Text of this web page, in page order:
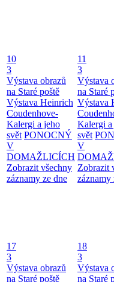
10
3
Výstava obrazů
na Staré poště
Výstava Heinrich
Coudenhove-
Kalergi a jeho
svět PONOCNÝ
V
DOMAŽLICÍCH
Zobrazit všechny
záznamy ze dne
11
3
Výstava
na Staré
Výstava
Kalergi a
svět
V
Zobrazit
záznamy
17
3
Výstava obrazů
na Staré poště
18
3
Výstava
na Staré